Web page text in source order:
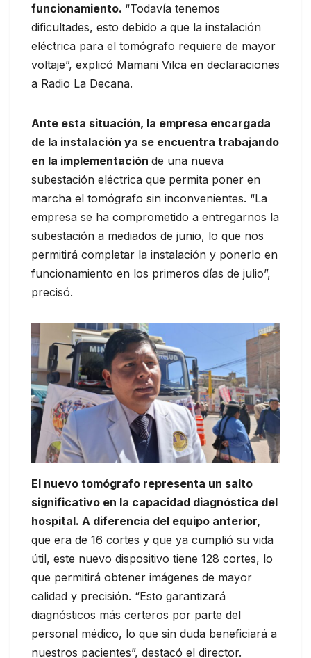
funcionamiento. “Todavía tenemos
dificultades, esto debido a que la instalación
eléctrica para el tomógrafo requiere de mayor
voltaje”, explicó Mamani Vilca en declaraciones
a Radio La Decana.
Ante esta situación, la empresa encargada
de la instalación ya se encuentra trabajando
en la implementación de una nueva
subestación eléctrica que permita poner en
marcha el tomógrafo sin inconvenientes. “La
empresa se ha comprometido a entregarnos la
subestación a mediados de junio, lo que nos
permitirá completar la instalación y ponerlo en
funcionamiento en los primeros días de julio”,
precisó.
El nuevo tomógrafo representa un salto
significativo en la capacidad diagnóstica del
hospital. A diferencia del equipo anterior,
que era de 16 cortes y que ya cumplió su vida
útil, este nuevo dispositivo tiene 128 cortes, lo
que permitirá obtener imágenes de mayor
calidad y precisión. “Esto garantizará
diagnósticos más certeros por parte del
personal médico, lo que sin duda beneficiará a
nuestros pacientes”, destacó el director.